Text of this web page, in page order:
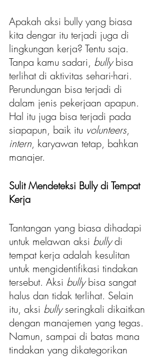
Apakah aksi bully yang biasa
kita dengar itu terjadi juga di
lingkungan kerja? Tentu saja.
Tanpa kamu sadari, bully bisa
terlihat di aktivitas sehari-hari.
Perundungan bisa terjadi di
dalam jenis pekerjaan apapun.
Hal itu juga bisa terjadi pada
siapapun, baik itu volunteers,
intern, karyawan tetap, bahkan
manajer.
Sulit Mendeteksi Bully di Tempat
Kerja
Tantangan yang biasa dihadapi
untuk melawan aksi bully di
tempat kerja adalah kesulitan
untuk mengidentifikasi tindakan
tersebut. Aksi bully bisa sangat
halus dan tidak terlihat. Selain
itu, aksi bully seringkali dikaitkan
dengan manajemen yang tegas.
Namun, sampai di batas mana
tindakan yang dikategorikan